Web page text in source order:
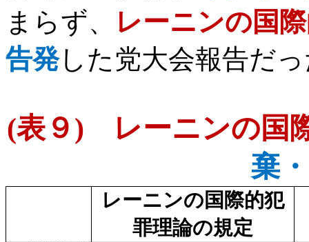
まらず、
レーニンの国
告発した党大会報告だ
(表９) レーニンの国
棄
レーニンの国際的犯
罪理論の規定